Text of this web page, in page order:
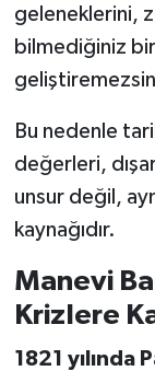
geleneklerini,
bilmediğiniz
Bu nedenle
değerleri,
unsur değil,
kaynağıdır.
Manevi
Krizlere
1821 yılında